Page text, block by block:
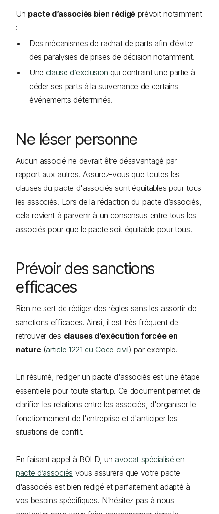
Un pacte d’associés bien rédigé prévoit notamment
:
Des mécanismes de rachat de parts afin d’éviter
des paralysies de prises de décision notamment.
Une clause d’exclusion qui contraint une partie à
céder ses parts à la survenance de certains
événements déterminés.
Ne léser personne
Aucun associé ne devrait être désavantagé par
rapport aux autres. Assurez-vous que toutes les
clauses du pacte d'associés sont équitables pour tous
les associés. Lors de la rédaction du pacte d’associés,
cela revient à parvenir à un consensus entre tous les
associés pour que le pacte soit équitable pour tous.
Prévoir des sanctions
efficaces
Rien ne sert de rédiger des règles sans les assortir de
sanctions efficaces. Ainsi, il est très fréquent de
retrouver des clauses d’exécution forcée en
nature (article 1221 du Code civil) par exemple.
En résumé, rédiger un pacte d'associés est une étape
essentielle pour toute startup. Ce document permet de
clarifier les relations entre les associés, d'organiser le
fonctionnement de l'entreprise et d'anticiper les
situations de conflit.
En faisant appel à BOLD, un avocat spécialisé en
pacte d’associés vous assurera que votre pacte
d'associés est bien rédigé et parfaitement adapté à
vos besoins spécifiques. N'hésitez pas à nous